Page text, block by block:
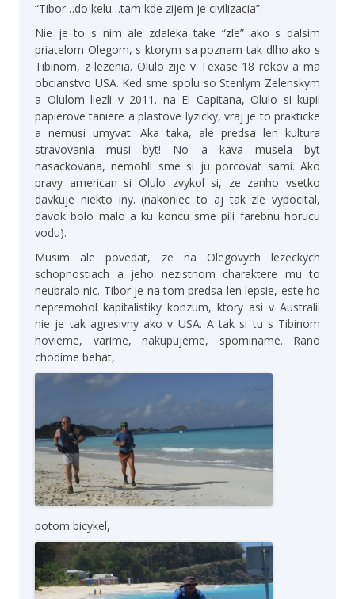
“Tibor…do kelu…tam kde zijem je civilizacia”.
Nie je to s nim ale zdaleka take “zle” ako s dalsim
priatelom Olegom, s ktorym sa poznam tak dlho ako s
Tibinom, z lezenia. Olulo zije v Texase 18 rokov a ma
obcianstvo USA. Ked sme spolu so Stenlym Zelenskym
a Olulom liezli v 2011. na El Capitana, Olulo si kupil
papierove taniere a plastove lyzicky, vraj je to prakticke
a nemusi umyvat. Aka taka, ale predsa len kultura
stravovania musi byt! No a kava musela byt
nasackovana, nemohli sme si ju porcovat sami. Ako
pravy american si Olulo zvykol si, ze zanho vsetko
davkuje niekto iny. (nakoniec to aj tak zle vypocital,
davok bolo malo a ku koncu sme pili farebnu horucu
vodu).
Musim ale povedat, ze na Olegovych lezeckych
schopnostiach a jeho nezistnom charaktere mu to
neubralo nic. Tibor je na tom predsa len lepsie, este ho
nepremohol kapitalistiky konzum, ktory asi v Australii
nie je tak agresivny ako v USA. A tak si tu s Tibinom
hovieme, varime, nakupujeme, spominame. Rano
chodime behat,
potom bicykel,